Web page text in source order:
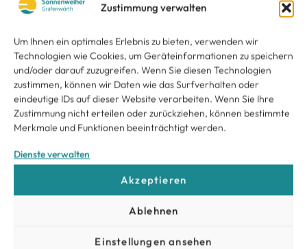
Zustimmung verwalten
Um Ihnen ein optimales Erlebnis zu bieten, verwenden wir
Technologien wie Cookies, um Geräteinformationen zu speichern
und/oder darauf zuzugreifen. Wenn Sie diesen Technologien
zustimmen, können wir Daten wie das Surfverhalten oder
eindeutige IDs auf dieser Website verarbeiten. Wenn Sie Ihre
Zustimmung nicht erteilen oder zurückziehen, können bestimmte
Merkmale und Funktionen beeinträchtigt werden.
Dienste verwalten
Akzeptieren
Ablehnen
Einstellungen ansehen